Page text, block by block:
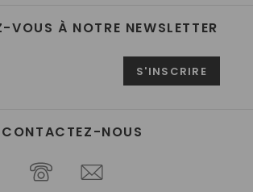
VOUS À NOTRE NEWSLETTER
CONTACTEZ-NOUS